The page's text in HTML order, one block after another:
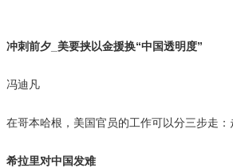
前夕_美要挟以金援换“中国透明度”
迪凡
本哈根，美国官员的工作可以分三步走：
拉里对中国发难